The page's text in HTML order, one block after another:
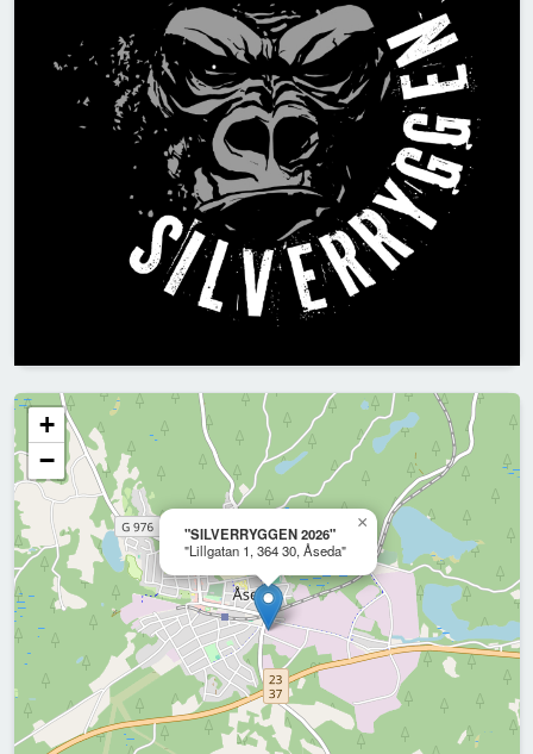
"SILVERRYGGEN 2026"
"Lillgatan 1, 364 30, Åseda"
×
+
−